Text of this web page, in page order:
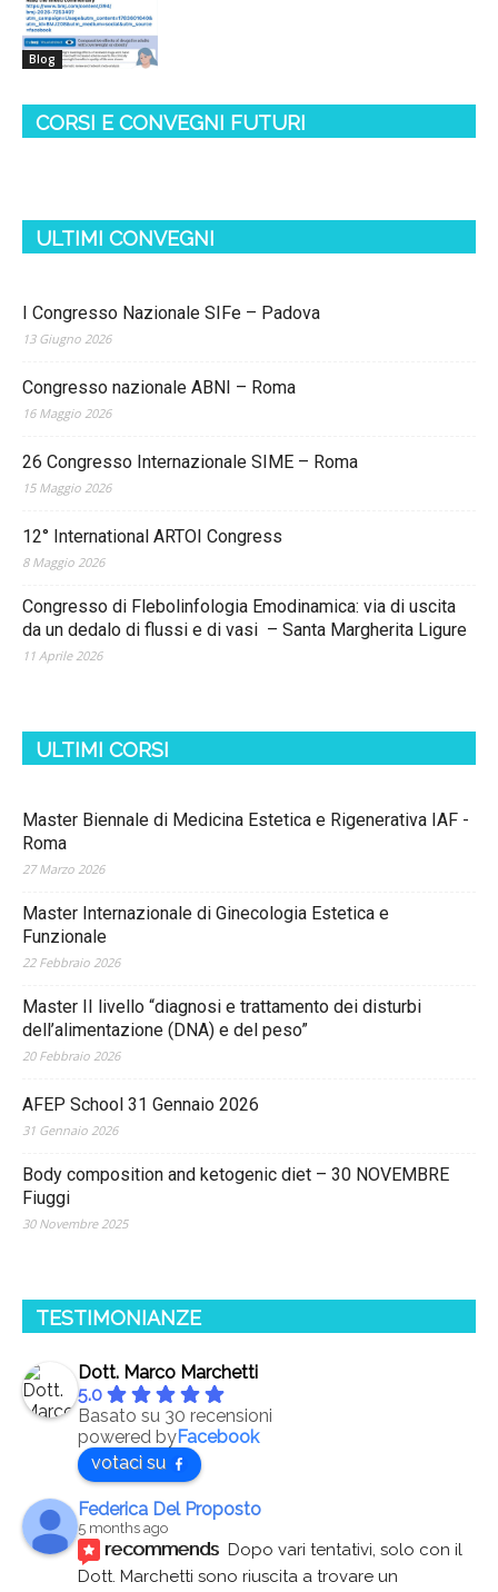
Blog
CORSI E CONVEGNI FUTURI
ULTIMI CONVEGNI
I Congresso Nazionale SIFe – Padova
13 Giugno 2026
Congresso nazionale ABNI – Roma
16 Maggio 2026
26 Congresso Internazionale SIME – Roma
15 Maggio 2026
12° International ARTOI Congress
8 Maggio 2026
Congresso di Flebolinfologia Emodinamica: via di uscita
da un dedalo di flussi e di vasi – Santa Margherita Ligure
11 Aprile 2026
ULTIMI CORSI
Master Biennale di Medicina Estetica e Rigenerativa IAF -
Roma
27 Marzo 2026
Master Internazionale di Ginecologia Estetica e
Funzionale
22 Febbraio 2026
Master II livello “diagnosi e trattamento dei disturbi
dell’alimentazione (DNA) e del peso”
20 Febbraio 2026
AFEP School 31 Gennaio 2026
31 Gennaio 2026
Body composition and ketogenic diet – 30 NOVEMBRE
Fiuggi
30 Novembre 2025
TESTIMONIANZE
Dott. Marco Marchetti
5.0
Basato su 30 recensioni
powered byFacebook
votaci su
Federica Del Proposto
5 months ago
recommends Dopo vari tentativi, solo con il
Dott. Marchetti sono riuscita a trovare un